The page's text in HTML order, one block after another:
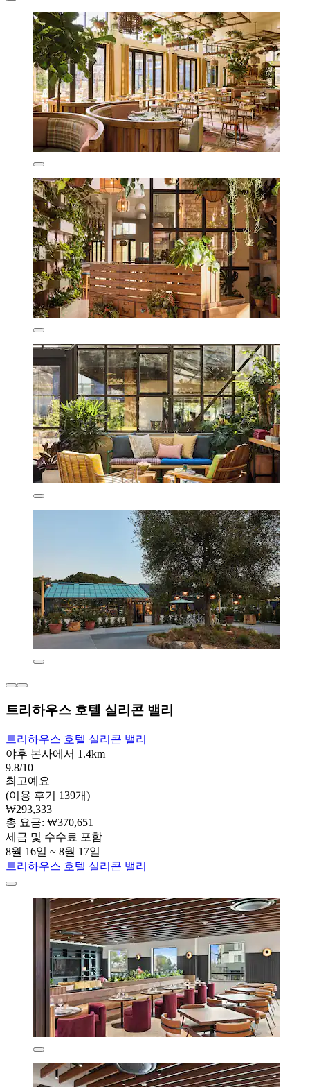
트리하우스 호텔 실리콘 밸리
트리하우스 호텔 실리콘 밸리
야후 본사에서 1.4km
9.8/10
최고예요
(이용 후기 139개)
₩293,333
총 요금: ₩370,651
세금 및 수수료 포함
8월 16일 ~ 8월 17일
트리하우스 호텔 실리콘 밸리